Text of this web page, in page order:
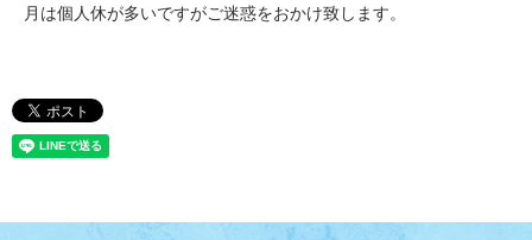
月は個人休が多いですがご迷惑をおかけ致します。